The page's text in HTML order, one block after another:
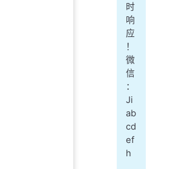
时
响
应
！
微
信
：
Ji
ab
cd
ef
h